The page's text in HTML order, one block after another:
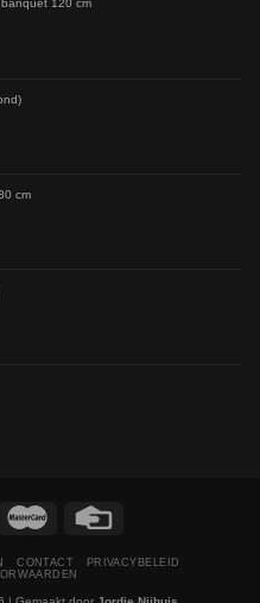
120 cm
cm
CONTACT
PRIVACYBELEID